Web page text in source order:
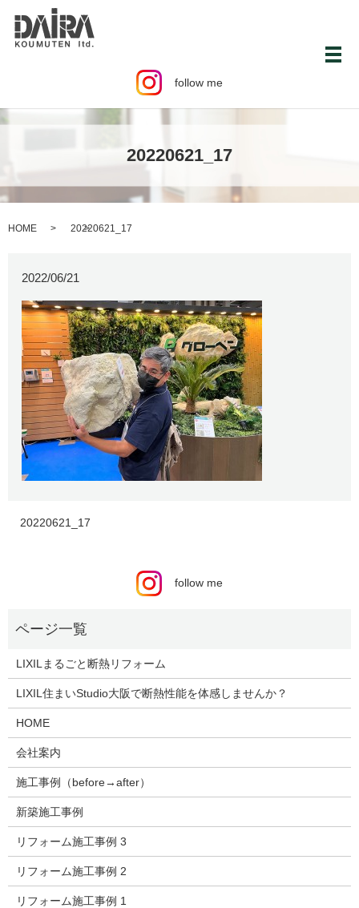
follow me
メ
20220621_17
HOME 20220621_17
2022/06/21
20220621_17
follow me
LIXILまるごと断熱リフォーム
LIXIL住まいStudio大阪で断熱性能を体感しませんか？
HOME
会社案内
施工事例（before→after）
新築施工事例
リフォーム施工事例 3
リフォーム施工事例 2
リフォーム施工事例 1